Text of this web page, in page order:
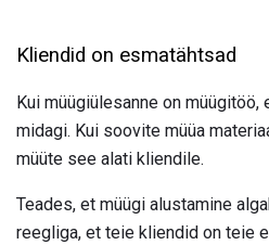
Kliendid on esmatähtsad
Kui müügiülesanne on
midagi. Kui soovite müüa
müüte see alati kliendile.
Teades, et müügi alustamine
reegliga, et teie kliendid on teie